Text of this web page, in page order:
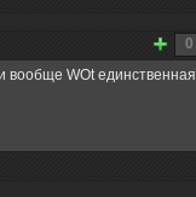
0
вообще WOt единственная